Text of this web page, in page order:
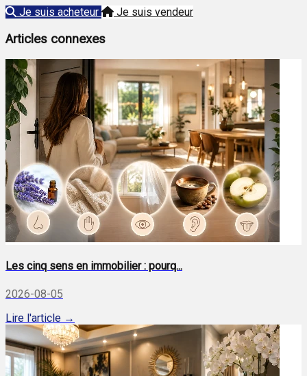
Je suis acheteur Je suis vendeur
Articles connexes
Les cinq sens en immobilier : pourq...
2026-08-05
Lire l'article →